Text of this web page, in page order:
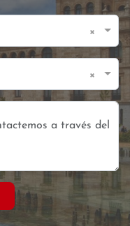
×
×